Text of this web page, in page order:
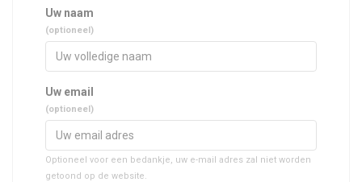
Uw naam
(optioneel)
Uw email
(optioneel)
Optioneel voor een bedankje, uw e-mail adres zal niet worden
getoond op de website.